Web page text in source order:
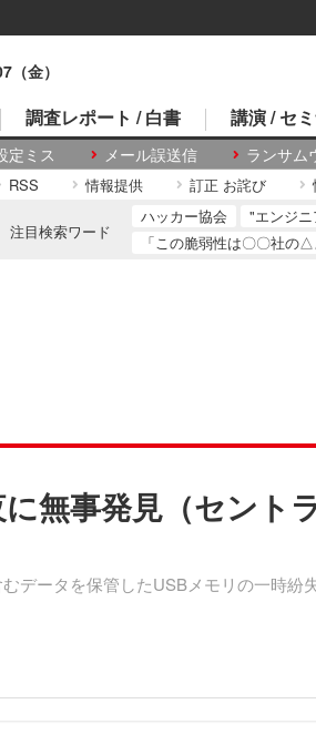
（金）
定ミス メール誤送信 ランサム
調査レポート / 白書 講演 / セ
RSS 情報提供 訂正 お詫び
注目検索ワード
ハッカー協会 "エンジ
「この脆弱性は〇〇社の
無事発見（セント
データを保管したUSBメモリの一時紛